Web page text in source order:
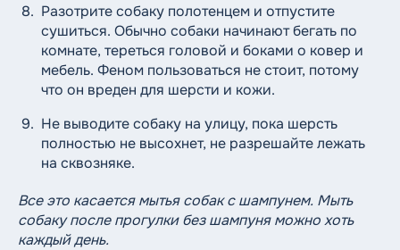
Разотрите собаку полотенцем и отпустите
сушиться. Обычно собаки начинают бегать по
комнате, тереться головой и боками о ковер и
мебель. Феном пользоваться не стоит, потому
что он вреден для шерсти и кожи.
Не выводите собаку на улицу, пока шерсть
полностью не высохнет, не разрешайте лежать
на сквозняке.
Все это касается мытья собак с шампунем. Мыть
собаку после прогулки без шампуня можно хоть
каждый день.